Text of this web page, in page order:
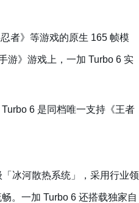
者》等游戏的原生 165 帧模
游》游戏上，一加 Turbo 6 实
6 是同档唯一支持《王者
冰河散热系统」，采用行业领
。一加 Turbo 6 还搭载独家自